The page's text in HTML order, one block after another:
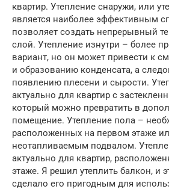
квартир. Утепление снаружи, или
является наиболее эффективным
позволяет создать непрерывный
слой. Утепление изнутри – более
вариант, но он может привести к
и образованию конденсата, а
появлению плесени и сырости.
актуально для квартир с
который можно превратить в
помещение. Утепление пола –
расположенных на первом этаже
неотапливаемым подвалом.
актуально для квартир,
этаже. Я решил утеплить балкон, и
сделало его пригодным для